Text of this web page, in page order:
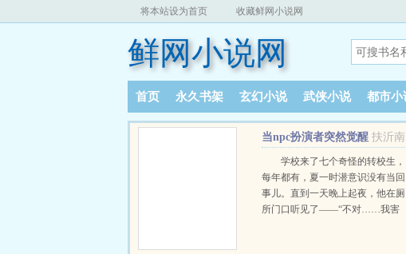
将本站设为首页 收藏鲜网小说网
鲜网小说网
首页 永久书架 玄幻小说 武侠小说 都市小
阅读记录
扶沂南
当npc扮演者突然觉醒
学校来了七个奇怪的转校生，
每年都有，夏一时潜意识没有当回
事儿。直到一天晚上起夜，他在厕
所门口听见了——“不对……我害